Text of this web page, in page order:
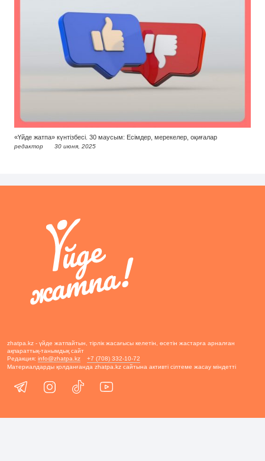
«Үйде жатпа» күнтізбесі. 30 маусым: Есімдер, мерекелер, оқиғалар
редактор 30 июня, 2025
zhatpa.kz - үйде жатпайтын, тірлік жасағысы келетін, өсетін жастарға арналған
ақпараттық-танымдық сайт
Редакция: info@zhatpa.kz
+7 (708) 332-10-72
Материалдарды қолданғанда zhatpa.kz сайтына активті сілтеме жасау міндетті